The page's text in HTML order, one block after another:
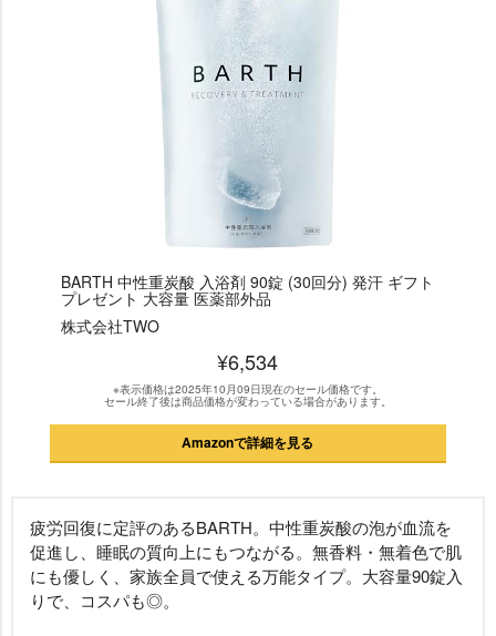
BARTH 中性重炭酸 入浴剤 90錠 (30回分) 発汗 ギフト
プレゼント 大容量 医薬部外品
株式会社TWO
¥6,534
※表示価格は2025年10月09日現在のセール価格です。
セール終了後は商品価格が変わっている場合があります。
Amazonで詳細を見る
疲労回復に定評のあるBARTH。中性重炭酸の泡が血流を
促進し、睡眠の質向上にもつながる。無香料・無着色で肌
にも優しく、家族全員で使える万能タイプ。大容量90錠入
りで、コスパも◎。